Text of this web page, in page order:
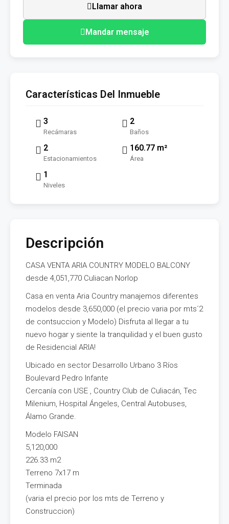
Llamar ahora
Mandar mensaje
Características Del Inmueble
3
Recámaras
2
Baños
2
Estacionamientos
160.77 m²
Área
1
Niveles
Descripción
CASA VENTA ARIA COUNTRY MODELO BALCONY
desde 4,051,770 Culiacan Norlop
Casa en venta Aria Country manajemos diferentes
modelos desde 3,650,000 (el precio varia por mts´2
de contsuccion y Modelo) Disfruta al llegar a tu
nuevo hogar y siente la tranquilidad y el buen gusto
de Residencial ARIA!
Ubicado en sector Desarrollo Urbano 3 Ríos
Boulevard Pedro Infante
Cercanía con USE , Country Club de Culiacán, Tec
Milenium, Hospital Ángeles, Central Autobuses,
Álamo Grande.
Modelo FAISAN
5,120,000
226.33 m2
Terreno 7x17 m
Terminada
(varia el precio por los mts de Terreno y
Construccion)